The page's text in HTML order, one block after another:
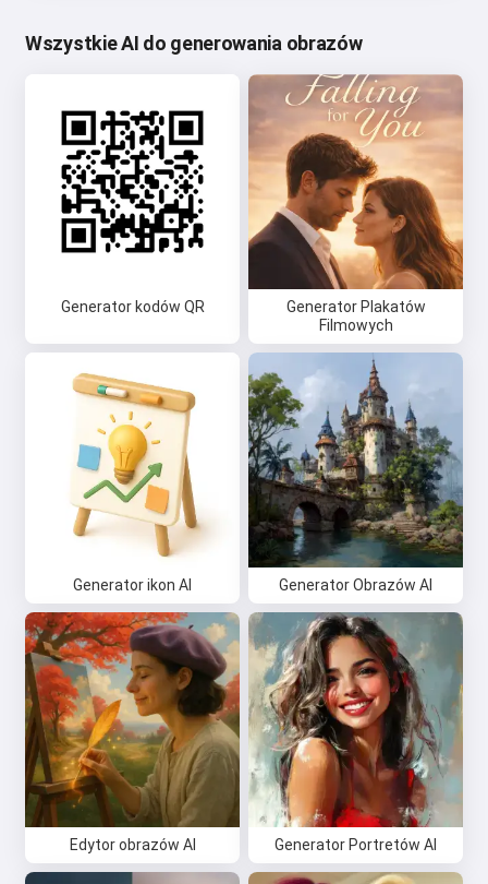
Wszystkie AI do generowania obrazów
Generator kodów QR
Generator Plakatów
Filmowych
Generator ikon AI Generator Obrazów AI
Edytor obrazów AI Generator Portretów AI